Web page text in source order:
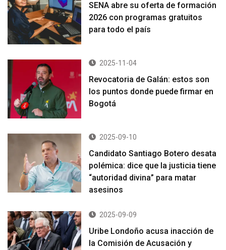
SENA abre su oferta de formación
2026 con programas gratuitos
para todo el país
2025-11-04
Revocatoria de Galán: estos son
los puntos donde puede firmar en
Bogotá
2025-09-10
Candidato Santiago Botero desata
polémica: dice que la justicia tiene
“autoridad divina” para matar
asesinos
2025-09-09
Uribe Londoño acusa inacción de
la Comisión de Acusación y